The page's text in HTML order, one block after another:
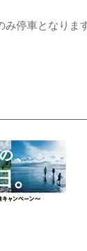
停車となります